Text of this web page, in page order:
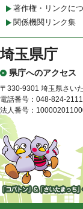
著作権・リンクに
関係機関リンク集
埼玉県庁
県庁へのアクセス
〒330-9301 埼玉県さい
電話番号：048-824-2111
法人番号：
「コバトン」&「さ